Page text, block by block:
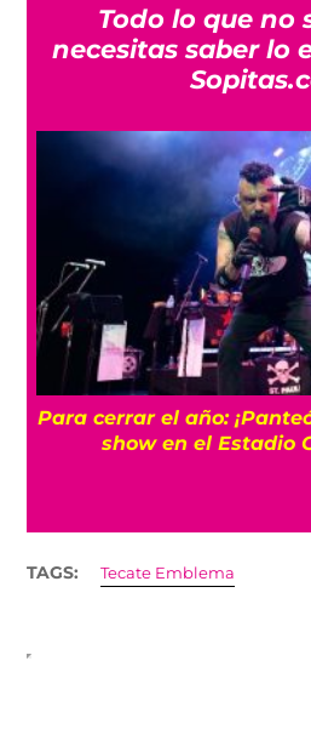
Todo lo que no
necesitas saber lo
7 canciones para
melancolía de
TAGS: Tecate Emblema